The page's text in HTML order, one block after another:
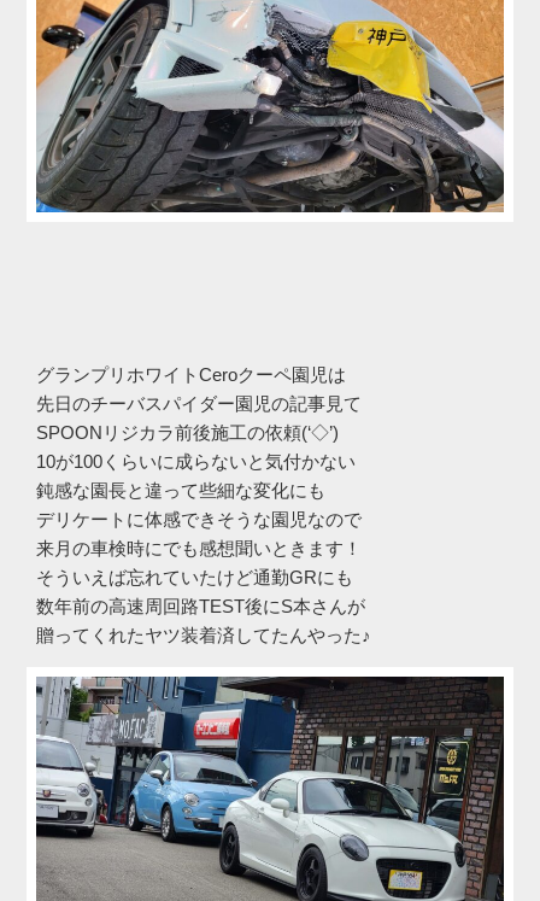
グランプリホワイトCeroクーペ園児は
先日のチーバスパイダー園児の記事見て
SPOONリジカラ前後施工の依頼(‘◇’)ゞ
10が100くらいに成らないと気付かない
鈍感な園長と違って些細な変化にも
デリケートに体感できそうな園児なので
来月の車検時にでも感想聞いときます！
そういえば忘れていたけど通勤GRにも
数年前の高速周回路TEST後にS本さんが
贈ってくれたヤツ装着済してたんやった♪